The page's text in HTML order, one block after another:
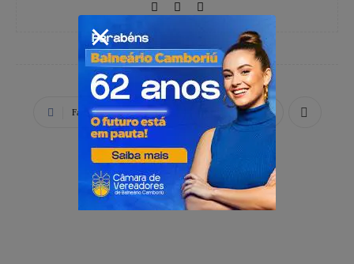
Facebook X WhatsApp
PUBLICIDADE